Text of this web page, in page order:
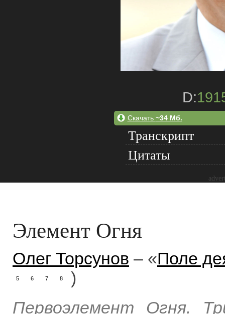
D:
Скачать ~34 Мб.
Транскрипт
Цитаты
Элемент Огня
Олег Торсунов – «Поле
5 6 7 8
)
Первоэлемент Огня.